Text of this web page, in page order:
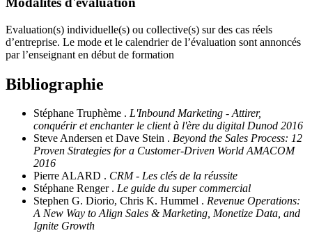
Evaluation(s) individuelle(s) ou collective(s) sur des cas réels
d’entreprise. Le mode et le calendrier de l’évaluation sont annoncés
par l’enseignant en début de formation
Bibliographie
Stéphane Truphème . L'Inbound Marketing - Attirer,
conquérir et enchanter le client à l'ère du digital Dunod 2016
Steve Andersen et Dave Stein . Beyond the Sales Process: 12
Proven Strategies for a Customer-Driven World AMACOM
2016
Pierre ALARD . CRM - Les clés de la réussite
Stéphane Renger . Le guide du super commercial
Stephen G. Diorio, Chris K. Hummel . Revenue Operations:
A New Way to Align Sales & Marketing, Monetize Data, and
Ignite Growth